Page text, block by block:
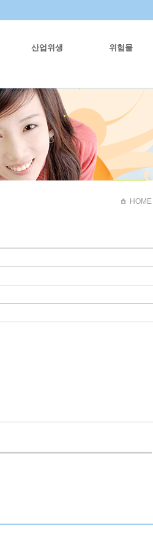
산업위생 위험물
HOME